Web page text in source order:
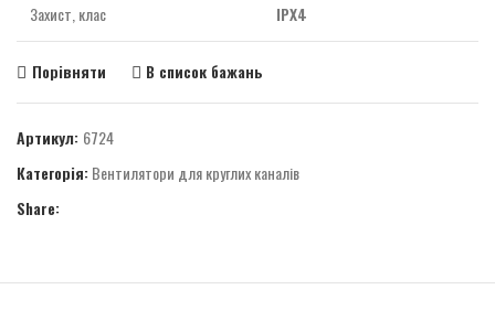
Захист, клас IPХ4
Порівняти В список бажань
Артикул: 6724
Категорія: Вентилятори для круглих каналів
Share: